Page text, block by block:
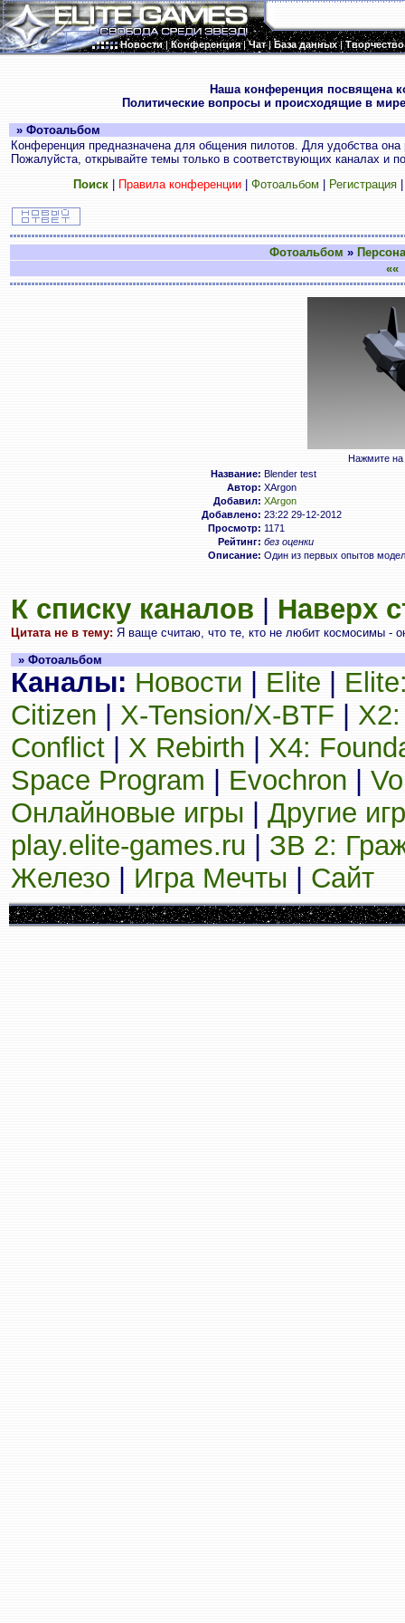
Новости|Конференция|Чат|База данных|Творчество
Наша конференция посвящена
Политические вопросы и происходящие в
» Фотоальбом
Конференция предназначена для общения пилотов. Для удобства
Пожалуйста, открывайте темы только в соответствующих каналах и
Поиск| Правила конференции| Фотоальбом Регистрация
Фотоальбом »
««
Нажмите на
Название: Blender test
Автор: XArgon
Добавил: XArgon
Добавлено: 23:22 29-12-2012
Просмотр: 1171
Рейтинг: без оценки
Описание: Один из первых опытов
К списку каналов Наверх
Цитата не в тему: Я ваще считаю, что те, кто не любит космосимы -
» Фотоальбом
Каналы: Новости Elite
Citizen
X-Tension/X-BTF
Conflict
X Rebirth
X4:
Space Program
Evochron
Онлайновые игры
Другие
play.elite-games.ru
ЗВ 2:
Железо
Игра Мечты Сайт